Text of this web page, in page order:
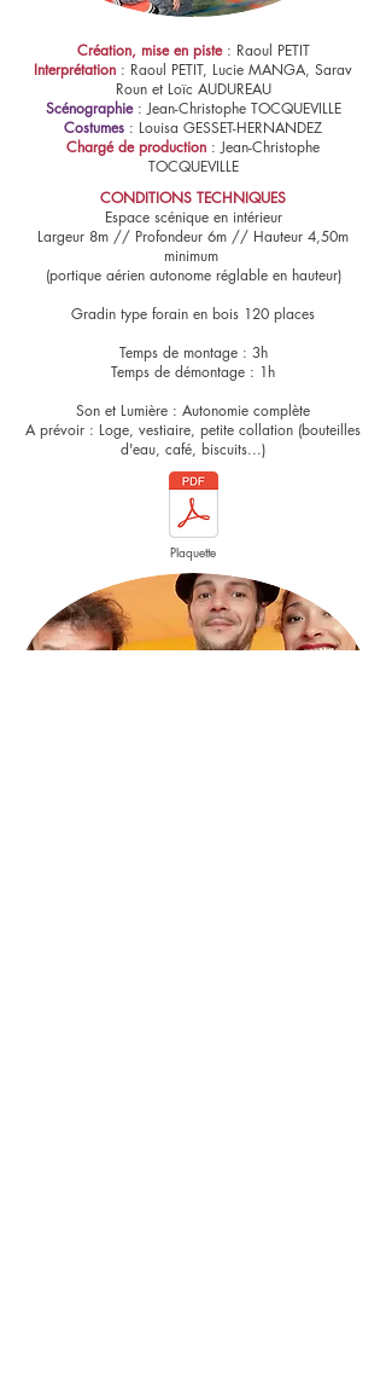
Création, mise en piste: Raoul PETIT
Interprétation : Raoul PETIT, Lucie MANGA, Sarav
Roun et Loïc AUDUREAU
Scénographie: Jean-Christophe TOCQUEVILLE
Costumes : Louisa GESSET-HERNANDEZ
Chargé de production : Jean-Christophe
TOCQUEVILLE
CONDITIONS TECHNIQUES
​​Espace scénique en intérieur
Largeur 8m // Profondeur 6m // Hauteur 4,50m
minimum
(portique aérien autonome réglable en hauteur)
Gradin type forain en bois 120 places
Temps de montage : 3h
Temps de démontage : 1h
Son et Lumière : Autonomie complète
A prévoir : Loge, vestiaire, petite collation (bouteilles
d'eau, café, biscuits...)
Plaquette